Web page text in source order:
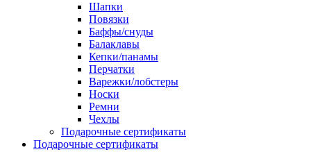
Шапки
Повязки
Баффы/снуды
Балаклавы
Кепки/панамы
Перчатки
Варежки/лобстеры
Носки
Ремни
Чехлы
Подарочные сертификаты
Подарочные сертификаты